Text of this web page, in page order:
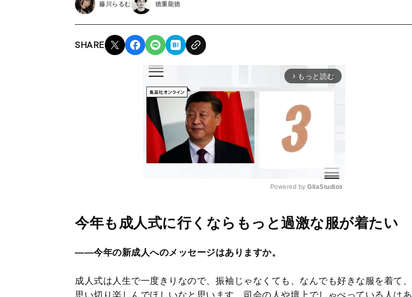
藤川らるむ 徳重龍徳
SHARE
arrow_forward_ios もっと読む
M
u
Powered by GliaStudios
今年も成人式に行くならもっと過激な服が着たい
――今年の新成人へのメッセージはありますか。
成人式は人生で一度きりなので、振袖じゃなくても、なんでも好きな服を着て、
思い切り楽しんでほしいなと思います。司会の人や壇上でしゃべっている人はあ